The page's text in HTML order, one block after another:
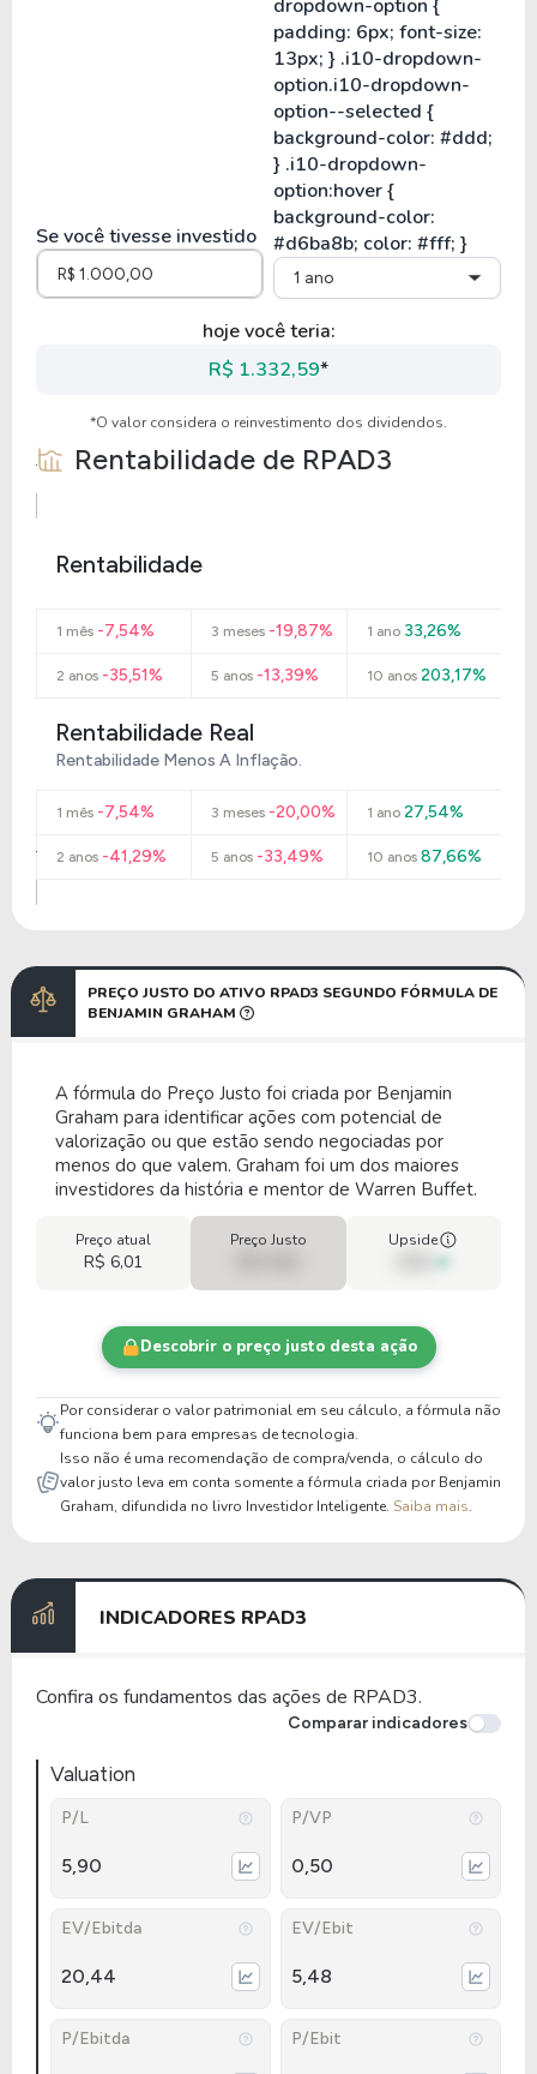
Se você tivesse investido
1 ano
hoje você teria:
R$ 1.332,59*
*O valor considera o reinvestimento dos dividendos.
Rentabilidade de RPAD3
Rentabilidade
1 mês -7,54% 3 meses -19,87% 1 ano33,26%
2 anos -35,51% 5 anos -13,39% 10 anos203,17%
Rentabilidade Real
Rentabilidade Menos A Inflação.
1 mês -7,54% 3 meses -20,00% 1 ano27,54%
2 anos -41,29% 5 anos -33,49% 10 anos87,66%
PREÇO JUSTO DO ATIVO RPAD3 SEGUNDO FÓRMULA DE
BENJAMIN GRAHAM
A fórmula do Preço Justo foi criada por Benjamin
Graham para identificar ações com potencial de
valorização ou que estão sendo negociadas por
menos do que valem. Graham foi um dos maiores
investidores da história e mentor de Warren Buffet.
Preço atual
R$ 6,01
Preço Justo Upside
Descobrir o preço justo desta ação
Por considerar o valor patrimonial em seu cálculo, a fórmula não
funciona bem para empresas de tecnologia.
Isso não é uma recomendação de compra/venda, o cálculo do
valor justo leva em conta somente a fórmula criada por Benjamin
Graham, difundida no livro Investidor Inteligente. Saiba mais.
INDICADORES RPAD3
Confira os fundamentos das ações de RPAD3.
Comparar indicadores
Valuation
P/L
5,90
P/VP
0,50
EV/Ebitda
20,44
EV/Ebit
5,48
P/Ebitda P/Ebit